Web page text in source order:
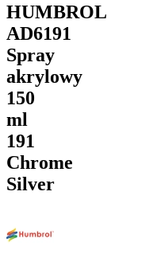
HUMBROL
AD6191
Spray
akrylowy
150
ml
191
Chrome
Silver